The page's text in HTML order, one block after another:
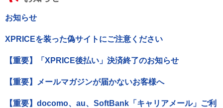
お知らせ
XPRICEを装った偽サイトにご注意ください
【重要】「XPRICE後払い」決済終了のお知らせ
【重要】メールマガジンが届かないお客様へ
【重要】docomo、au、SoftBank「キャリアメール」ご利